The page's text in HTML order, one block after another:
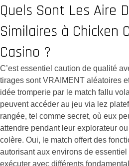
Quels Sont Les Aire
Similaires à Chicken
Casino ?
C’est essentiel caution de qualité
tirages sont VRAIMENT aléatoires
idée tromperie par le match fallu
peuvent accéder au jeu via lez
rangée, tel comme secret, où eux
attendre pendant leur explorateur
colère. Oui, le match offert des
autorisant aux environs de
exécuter avec différents